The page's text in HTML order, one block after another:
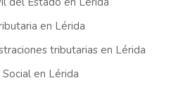
en Lérida
tributarias en Lérida
en Lérida